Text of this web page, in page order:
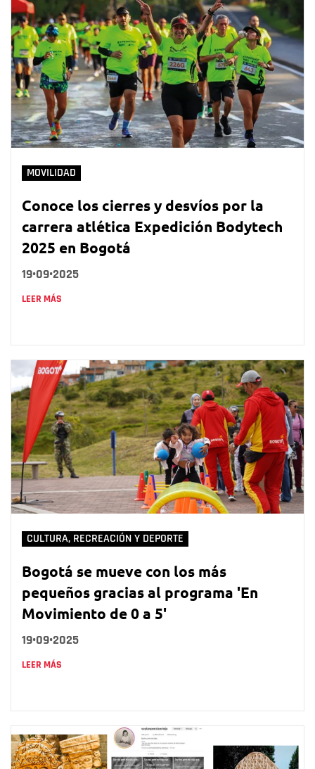
MOVILIDAD
Conoce los cierres y desvíos por la
carrera atlética Expedición Bodytech
2025 en Bogotá
19•09•2025
LEER MÁS
CULTURA, RECREACIÓN Y DEPORTE
Bogotá se mueve con los más
pequeños gracias al programa 'En
Movimiento de 0 a 5'
19•09•2025
LEER MÁS